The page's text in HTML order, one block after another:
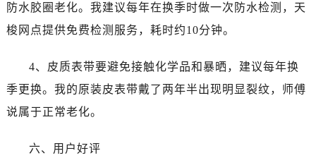
防水胶圈老化。我建议每年在换季时做一次防水检测，天
梭网点提供免费检测服务，耗时约10分钟。
4、皮质表带要避免接触化学品和暴晒，建议每年换
季更换。我的原装皮表带戴了两年半出现明显裂纹，师傅
说属于正常老化。
六、用户好评